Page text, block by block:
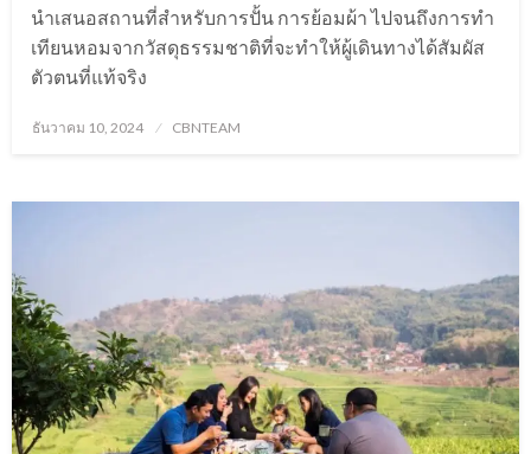
นำเสนอสถานที่สำหรับการปั้น การย้อมผ้า ไปจนถึงการทำ
เทียนหอมจากวัสดุธรรมชาติที่จะทำให้ผู้เดินทางได้สัมผัส
ตัวตนที่แท้จริง
Posted
ธันวาคม 10, 2024 CBNTEAM